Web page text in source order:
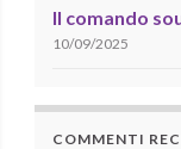
Il comando
10/09/2025
COMMENTI